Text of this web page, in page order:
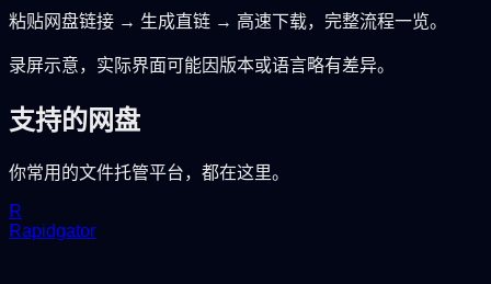
粘贴网盘链接 → 生成直链 → 高速下载，完整流程一览。
录屏示意，实际界面可能因版本或语言略有差异。
支持的网盘
你常用的文件托管平台，都在这里。
R
Rapidgator